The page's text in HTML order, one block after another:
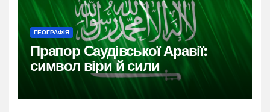
ГЕОГРАФІЯ
Прапор Саудівської Аравії:
символ віри й сили